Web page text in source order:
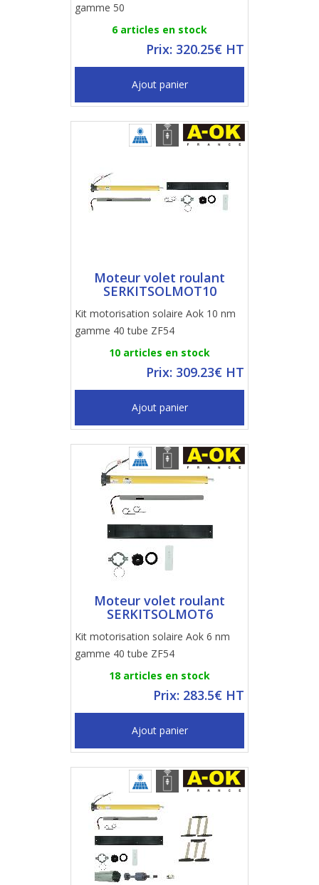
gamme 50
6 articles en stock
Prix: 320.25€ HT
Ajout panier
Moteur volet roulant
SERKITSOLMOT10
Kit motorisation solaire Aok 10 nm
gamme 40 tube ZF54
10 articles en stock
Prix: 309.23€ HT
Ajout panier
Moteur volet roulant
SERKITSOLMOT6
Kit motorisation solaire Aok 6 nm
gamme 40 tube ZF54
18 articles en stock
Prix: 283.5€ HT
Ajout panier